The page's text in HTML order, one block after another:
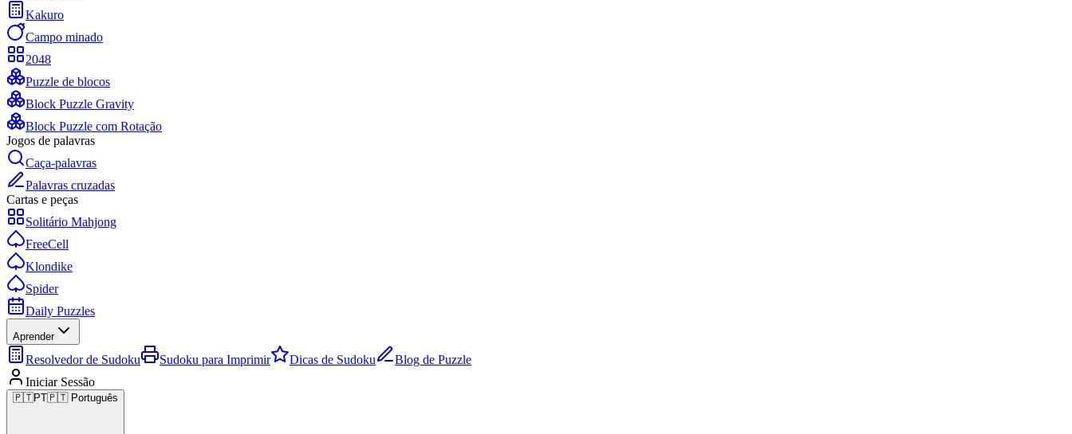
Kakuro
Campo minado
2048
Puzzle de blocos
Block Puzzle Gravity
Block Puzzle com Rotação
Jogos de palavras
Caça-palavras
Palavras cruzadas
Cartas e peças
Solitário Mahjong
FreeCell
Klondike
Spider
Daily Puzzles
Aprender
Resolvedor de Sudoku Sudoku para Imprimir Dicas de Sudoku
Blog de Puzzle
Iniciar Sessão
🇵🇹PT🇵🇹 Português